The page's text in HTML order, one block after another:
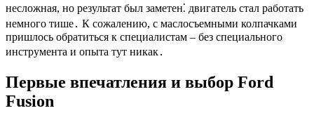
несложная, но результат был заметен⁚ двигатель стал работать
немного тише․ К сожалению, с маслосъемными колпачками
пришлось обратиться к специалистам – без специального
инструмента и опыта тут никак․
Первые впечатления и выбор Ford
Fusion